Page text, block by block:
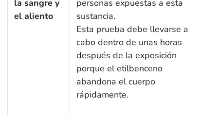
la sangre y
el aliento
personas expuestas a esta
sustancia.
Esta prueba debe llevarse a
cabo dentro de unas horas
después de la exposición
porque el etilbenceno
abandona el cuerpo
rápidamente.